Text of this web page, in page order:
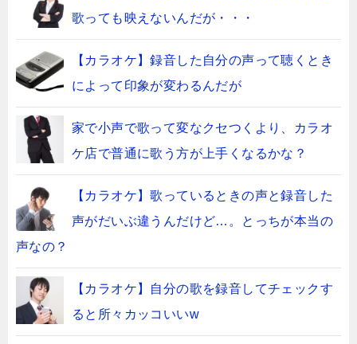
歌っても映えないんだが・・・
【カラオケ】録音した自分の声って聴くとき
によって印象が変わるんだが
家で小声で歌って変なクセつくより、カラオ
ケ店で普通に歌う方が上手くなるかな？
【カラオケ】歌っているときの声と録音した
声がだいぶ違うんだけど…。とっちが本当の
声なの？
【カラオケ】自分の歌を録音してチェックす
ると所々カッコいいw